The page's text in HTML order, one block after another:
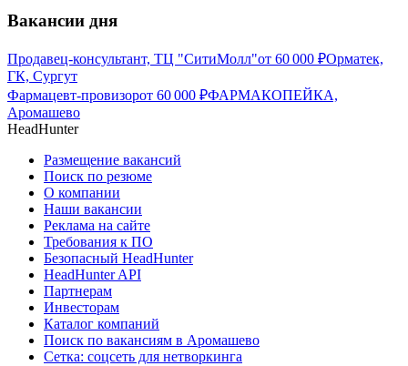
Вакансии дня
Продавец-консультант, ТЦ "СитиМолл"от 60 000 ₽Орматек,
ГК, Сургут
Фармацевт-провизорот 60 000 ₽ФАРМАКОПЕЙКА,
Аромашево
HeadHunter
Размещение вакансий
Поиск по резюме
О компании
Наши вакансии
Реклама на сайте
Требования к ПО
Безопасный HeadHunter
HeadHunter API
Партнерам
Инвесторам
Каталог компаний
Поиск по вакансиям в Аромашево
Сетка: соцсеть для нетворкинга